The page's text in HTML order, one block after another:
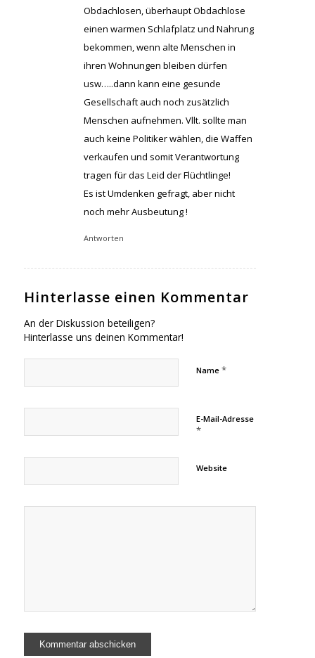
Obdachlosen, überhaupt Obdachlose
einen warmen Schlafplatz und Nahrung
bekommen, wenn alte Menschen in
ihren Wohnungen bleiben dürfen
usw…..dann kann eine gesunde
Gesellschaft auch noch zusätzlich
Menschen aufnehmen. Vllt. sollte man
auch keine Politiker wählen, die Waffen
verkaufen und somit Verantwortung
tragen für das Leid der Flüchtlinge!
Es ist Umdenken gefragt, aber nicht
noch mehr Ausbeutung !
Antworten
Hinterlasse einen Kommentar
An der Diskussion beteiligen?
Hinterlasse uns deinen Kommentar!
Name *
E-Mail-Adresse
*
Website